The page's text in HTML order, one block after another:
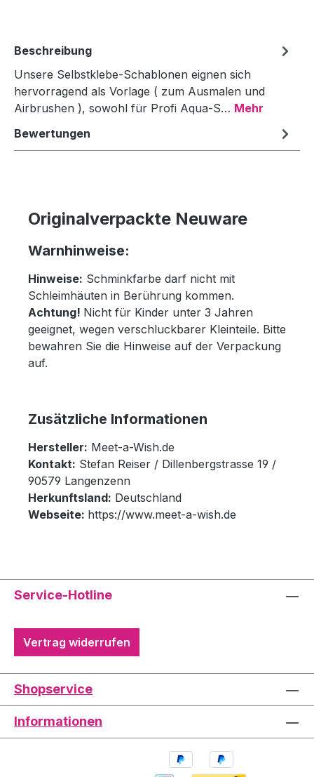
Beschreibung
Unsere Selbstklebe-Schablonen eignen sich
hervorragend als Vorlage ( zum Ausmalen und
Airbrushen ), sowohl für Profi Aqua-S… Mehr
Bewertungen
Originalverpackte Neuware
Warnhinweise:
Hinweise: Schminkfarbe darf nicht mit
Schleimhäuten in Berührung kommen.
Achtung! Nicht für Kinder unter 3 Jahren
geeignet, wegen verschluckbarer Kleinteile. Bitte
bewahren Sie die Hinweise auf der Verpackung
auf.
Zusätzliche Informationen
Hersteller: Meet-a-Wish.de
Kontakt: Stefan Reiser / Dillenbergstrasse 19 /
90579 Langenzenn
Herkunftsland: Deutschland
Webseite: https://www.meet-a-wish.de
Service-Hotline
Vertrag widerrufen
Shopservice
Informationen